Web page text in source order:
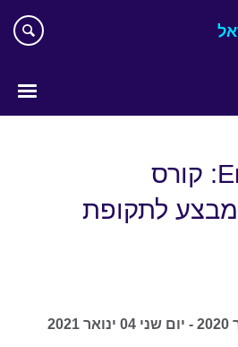
English Online: קורס
לתקופת
- יום שני 04 ינואר 2021